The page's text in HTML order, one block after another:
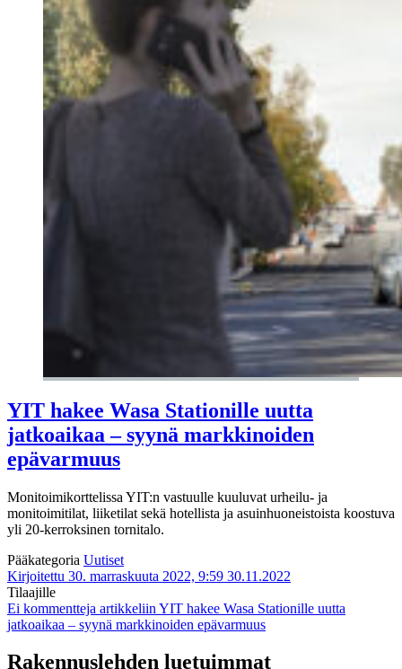
YIT hakee Wasa Stationille uutta
jatkoaikaa – syynä markkinoiden
epävarmuus
Monitoimikorttelissa YIT:n vastuulle kuuluvat urheilu- ja
monitoimitilat, liiketilat sekä hotellista ja asuinhuoneistoista koostuva
yli 20-kerroksinen tornitalo.
Pääkategoria Uutiset
Kirjoitettu 30. marraskuuta 2022, 9:59 30.11.2022
Tilaajille
Ei kommentteja artikkeliin YIT hakee Wasa Stationille uutta
jatkoaikaa – syynä markkinoiden epävarmuus
Rakennuslehden luetuimmat